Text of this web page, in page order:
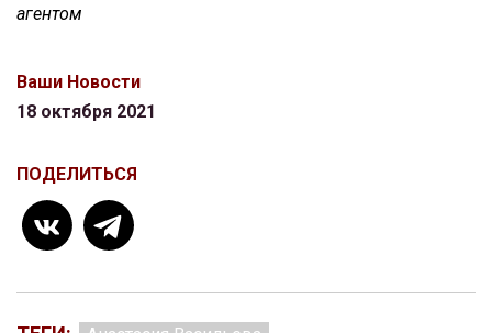
агентом
Ваши Новости
18 октября 2021
ПОДЕЛИТЬСЯ